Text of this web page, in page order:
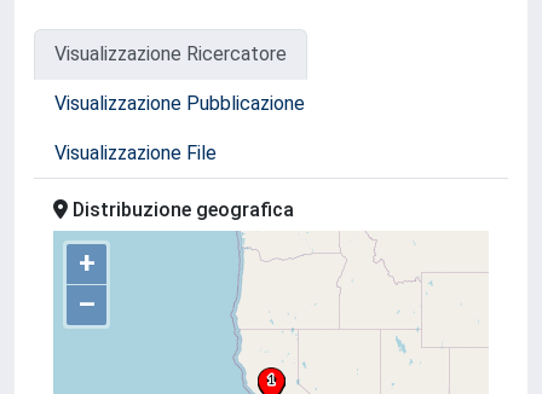
Visualizzazione Ricercatore
Visualizzazione Pubblicazione
Visualizzazione File
Distribuzione geografica
+
–